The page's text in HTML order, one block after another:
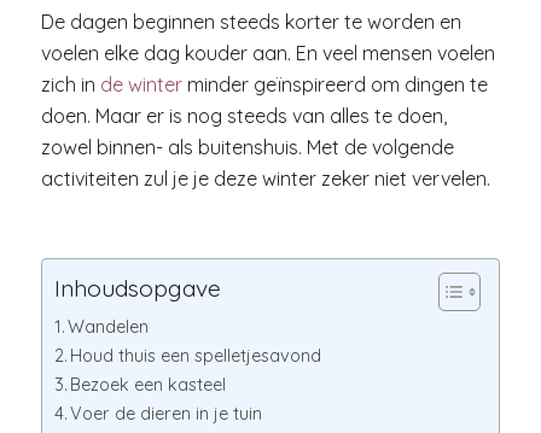
De dagen beginnen steeds korter te worden en
voelen elke dag kouder aan. En veel mensen voelen
zich in de winterminder geïnspireerd om dingen te
doen. Maar er is nog steeds van alles te doen,
zowel binnen- als buitenshuis. Met de volgende
activiteiten zul je je deze winter zeker niet vervelen.
Inhoudsopgave
Wandelen
Houd thuis een spelletjesavond
Bezoek een kasteel
Voer de dieren in je tuin